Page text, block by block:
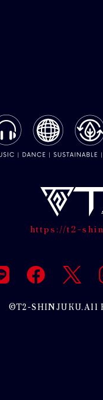
https://t2-
©T2-SHINJUKU.All